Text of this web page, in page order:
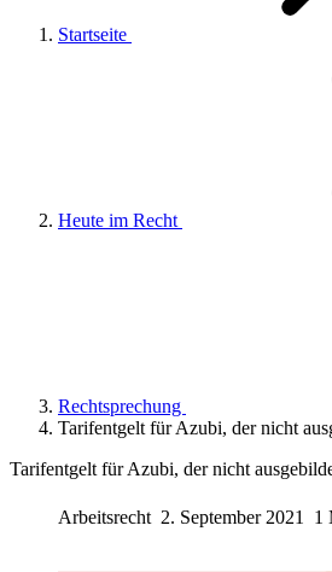
Startseite
Heute im Recht
Rechtsprechung
Tarifentgelt für Azubi, der nicht
Tarifentgelt für Azubi, der nicht
Arbeitsrecht 2. September 2021 1